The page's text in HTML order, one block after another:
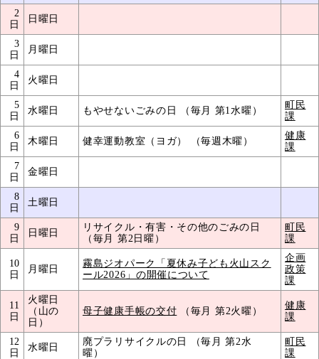
2
日
日曜日
3
日
月曜日
4
日
火曜日
5
日
水曜日 もやせないごみの日 （毎月 第1水曜）
町民
課
6
日
木曜日 健幸運動教室（ヨガ） （毎週木曜）
健康
課
7
日
金曜日
8
日
土曜日
9
日
日曜日
リサイクル・有害・その他のごみの日
（毎月 第2日曜）
町民
課
10
日
月曜日
霧島ジオパーク「夏休み子ども火山スク
ール2026」の開催について
企画
政策
課
11
日
火曜日
（山の
日）
母子健康手帳の交付 （毎月 第2火曜）
健康
課
12
日
水曜日
廃プラリサイクルの日 （毎月 第2水
曜）
町民
課